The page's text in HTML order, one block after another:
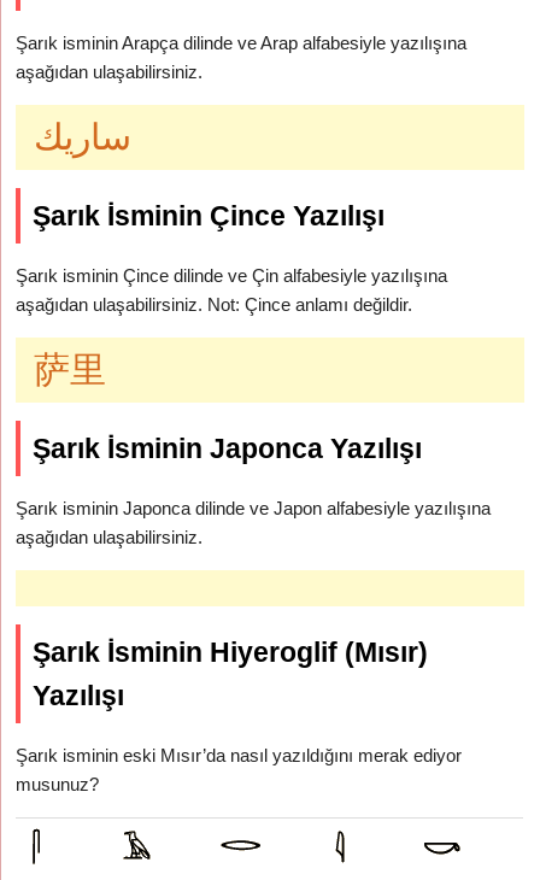
Şarık isminin Arapça dilinde ve Arap alfabesiyle yazılışına
aşağıdan ulaşabilirsiniz.
ساريك
Şarık İsminin Çince Yazılışı
Şarık isminin Çince dilinde ve Çin alfabesiyle yazılışına
aşağıdan ulaşabilirsiniz. Not: Çince anlamı değildir.
萨里
Şarık İsminin Japonca Yazılışı
Şarık isminin Japonca dilinde ve Japon alfabesiyle yazılışına
aşağıdan ulaşabilirsiniz.
Şarık İsminin Hiyeroglif (Mısır)
Yazılışı
Şarık isminin eski Mısır’da nasıl yazıldığını merak ediyor
musunuz?